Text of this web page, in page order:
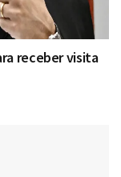
receber visita